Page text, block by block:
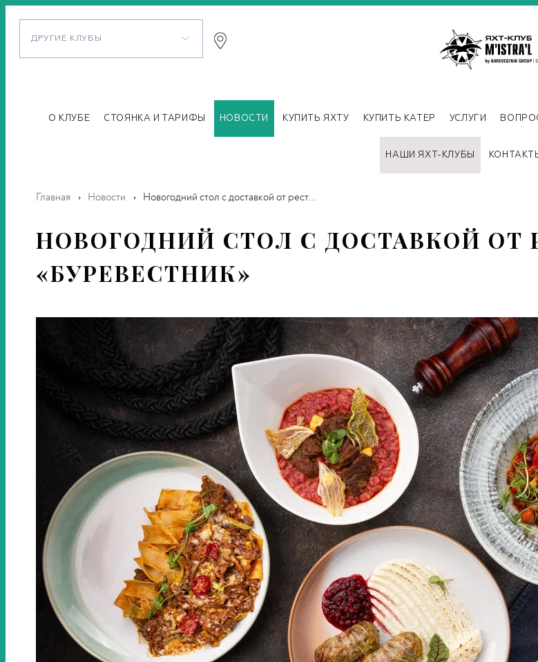
ДРУГИЕ КЛУБЫ
О КЛУБЕ СТОЯНКА И ТАРИФЫ НОВОСТИ КУПИТЬ ЯХТУ КУПИТЬ КАТЕР УСЛУГИ
НАШИ ЯХТ-КЛУБЫ
Главная Новости Новогодний стол с доставкой от рест...
НОВОГОДНИЙ СТОЛ С ДОСТАВКОЙ ОТ
«БУРЕВЕСТНИК»